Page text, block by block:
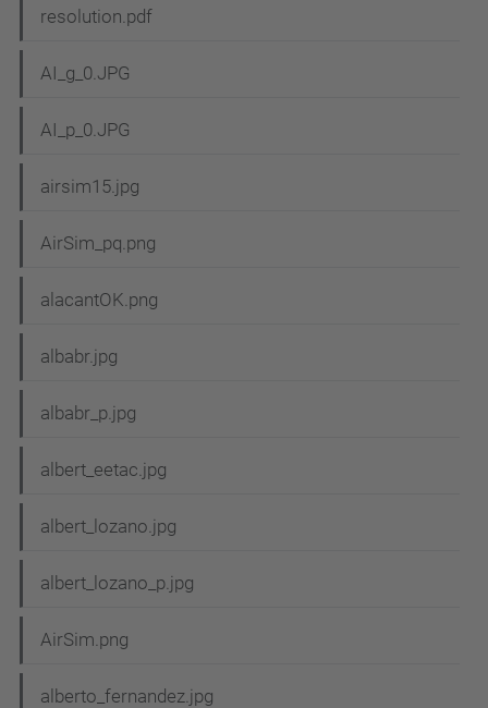
resolution.pdf
AI_g_0.JPG
AI_p_0.JPG
airsim15.jpg
AirSim_pq.png
alacantOK.png
albabr.jpg
albabr_p.jpg
albert_eetac.jpg
albert_lozano.jpg
albert_lozano_p.jpg
AirSim.png
alberto_fernandez.jpg